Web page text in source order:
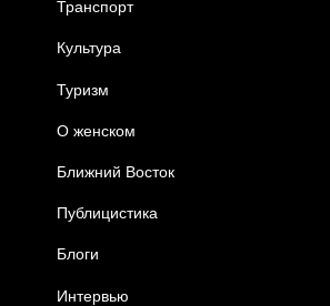
Транспорт
Культура
Туризм
О женском
Ближний Восток
Публицистика
Блоги
Интервью